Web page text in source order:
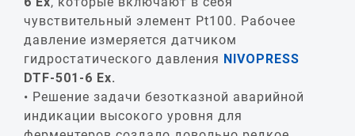
чувствительный элемент Pt100. Рабочее
давление измеряется датчиком
гидростатического давления NIVOPRESS
DTF-501-6 Ex.
Решение задачи безотказной аварийной
индикации высокого уровня для